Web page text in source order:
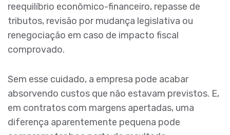
reequilíbrio econômico-financeiro, repasse de
tributos, revisão por mudança legislativa ou
renegociação em caso de impacto fiscal
comprovado.
Sem esse cuidado, a empresa pode acabar
absorvendo custos que não estavam previstos. E,
em contratos com margens apertadas, uma
diferença aparentemente pequena pode